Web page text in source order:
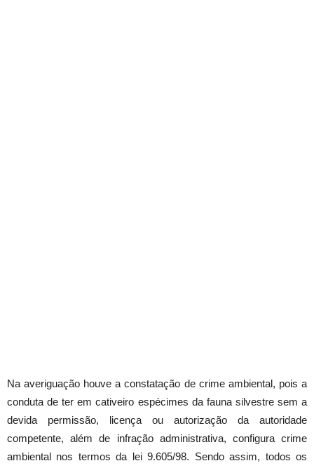
Na averiguação houve a constatação de crime ambiental, pois a
conduta de ter em cativeiro espécimes da fauna silvestre sem a
devida permissão, licença ou autorização da autoridade
competente, além de infração administrativa, configura crime
ambiental nos termos da lei 9.605/98. Sendo assim, todos os